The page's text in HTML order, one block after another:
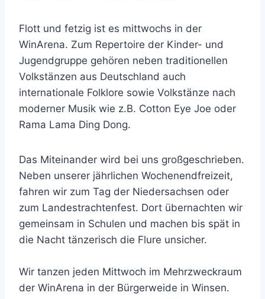
Flott und fetzig ist es mittwochs in der
WinArena. Zum Repertoire der Kinder- und
Jugendgruppe gehören neben traditionellen
Volkstänzen aus Deutschland auch
internationale Folklore sowie Volkstänze nach
moderner Musik wie z.B. Cotton Eye Joe oder
Rama Lama Ding Dong.
Das Miteinander wird bei uns großgeschrieben.
Neben unserer jährlichen Wochenendfreizeit,
fahren wir zum Tag der Niedersachsen oder
zum Landestrachtenfest. Dort übernachten wir
gemeinsam in Schulen und machen bis spät in
die Nacht tänzerisch die Flure unsicher.
Wir tanzen jeden Mittwoch im Mehrzweckraum
der WinArena in der Bürgerweide in Winsen.